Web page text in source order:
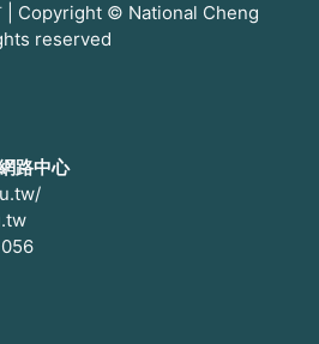
| Copyright © National Cheng
reserved
路中心